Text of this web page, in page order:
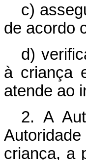
c)
de acordo
d)
à criança
atende ao
2. A
criança, a